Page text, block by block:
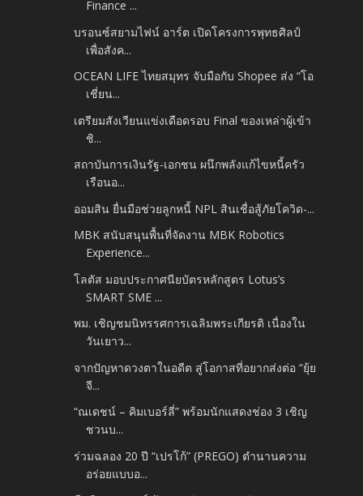
Finance ...
บรอนซ์สยามไฟน์ อาร์ต เปิดโครงการพุทธศิลป์
เพื่อสังค...
OCEAN LIFE ไทยสมุทร จับมือกับ Shopee ส่ง “โอ
เชี่ยน...
เตรียมสังเวียนแข่งเดือดรอบ Final ของเหล่าผู้เข้า
ชิ...
สถาบันการเงินรัฐ-เอกชน ผนึกพลังแก้ไขหนี้ครัว
เรือนอ...
ออมสิน ยื่นมือช่วยลูกหนี้ NPL สินเชื่อสู้ภัยโควิด-...
MBK สนับสนุนพื้นที่จัดงาน MBK Robotics
Experience...
โลตัส มอบประกาศนียบัตรหลักสูตร Lotus’s
SMART SME ...
พม. เชิญชมนิทรรศการเฉลิมพระเกียรติ เนื่องใน
วันเยาว...
จากปัญหาดวงตาในอดีต สู่โอกาสที่อยากส่งต่อ “ยุ้ย
จี...
“ณเดชน์ – คิมเบอร์ลี่” พร้อมนักแสดงช่อง 3 เชิญ
ชวนบ...
ร่วมฉลอง 20 ปี “เปรโก้” (PREGO) ตำนานความ
อร่อยแบบอ...